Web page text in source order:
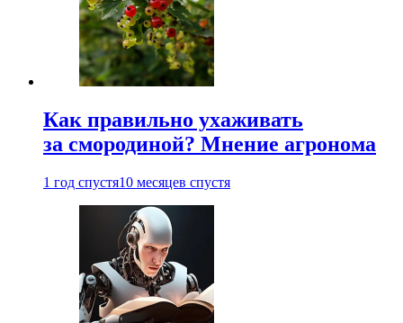
Как правильно ухаживать
за смородиной? Мнение агронома
1 год спустя10 месяцев спустя